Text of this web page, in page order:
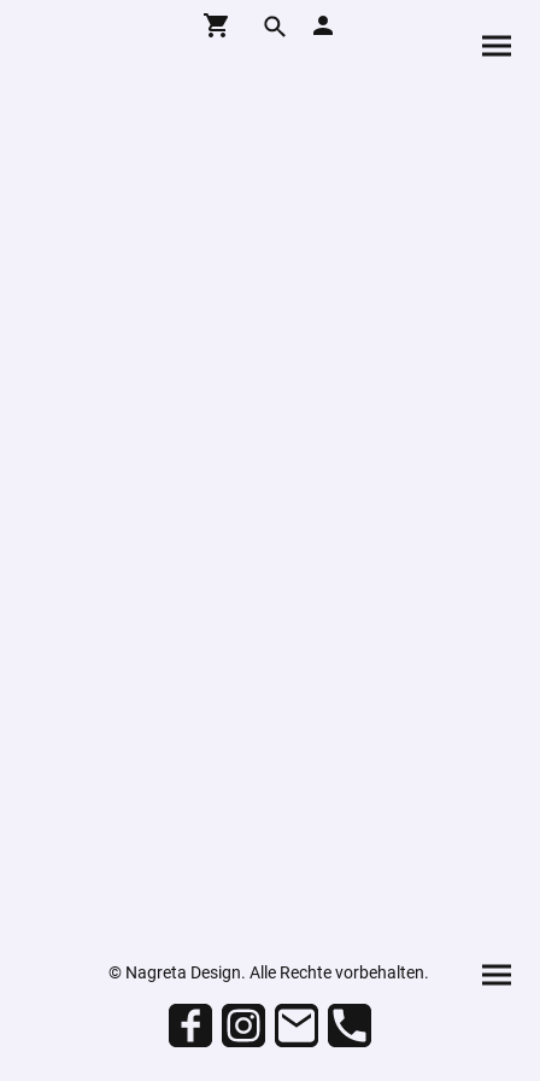
© Nagreta Design. Alle Rechte vorbehalten.